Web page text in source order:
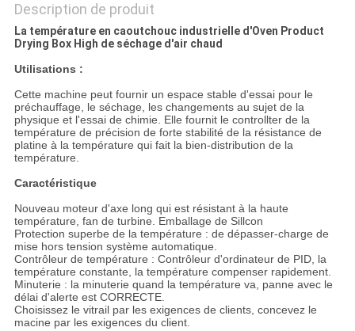
Description de produit
La température en caoutchouc industrielle d'Oven Product
Drying Box High de séchage d'air chaud
Utilisations :
Cette machine peut fournir un espace stable d'essai pour le
préchauffage, le séchage, les changements au sujet de la
physique et l'essai de chimie. Elle fournit le controllter de la
température de précision de forte stabilité de la résistance de
platine à la température qui fait la bien-distribution de la
température.
Caractéristique
Nouveau moteur d'axe long qui est résistant à la haute
température, fan de turbine. Emballage de Sillcon
Protection superbe de la température : de dépasser-charge de
mise hors tension système automatique.
Contrôleur de température : Contrôleur d'ordinateur de PID, la
température constante, la température compenser rapidement.
Minuterie : la minuterie quand la température va, panne avec le
délai d'alerte est CORRECTE.
Choisissez le vitrail par les exigences de clients, concevez le
macine par les exigences du client.